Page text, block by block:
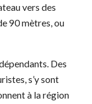
vers des
90 mètres, ou
Des
s’y sont
à la région